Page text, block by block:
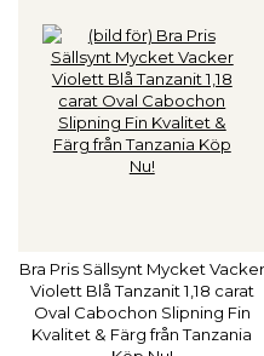
Bra Pris Sällsynt Mycket Vacker
Violett Blå Tanzanit 1,18 carat
Oval Cabochon Slipning Fin
Kvalitet & Färg från Tanzania